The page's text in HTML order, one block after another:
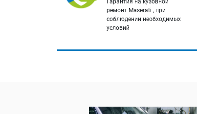
Гарантия на кузовной
ремонт Maserati , при
соблюдении необходимых
условий